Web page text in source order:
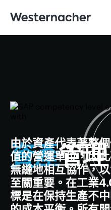
資產管理
由於資產代表著整
值的營運單位，因
無縫地相互協作，
至關重要。在工業
標是在保持生產不